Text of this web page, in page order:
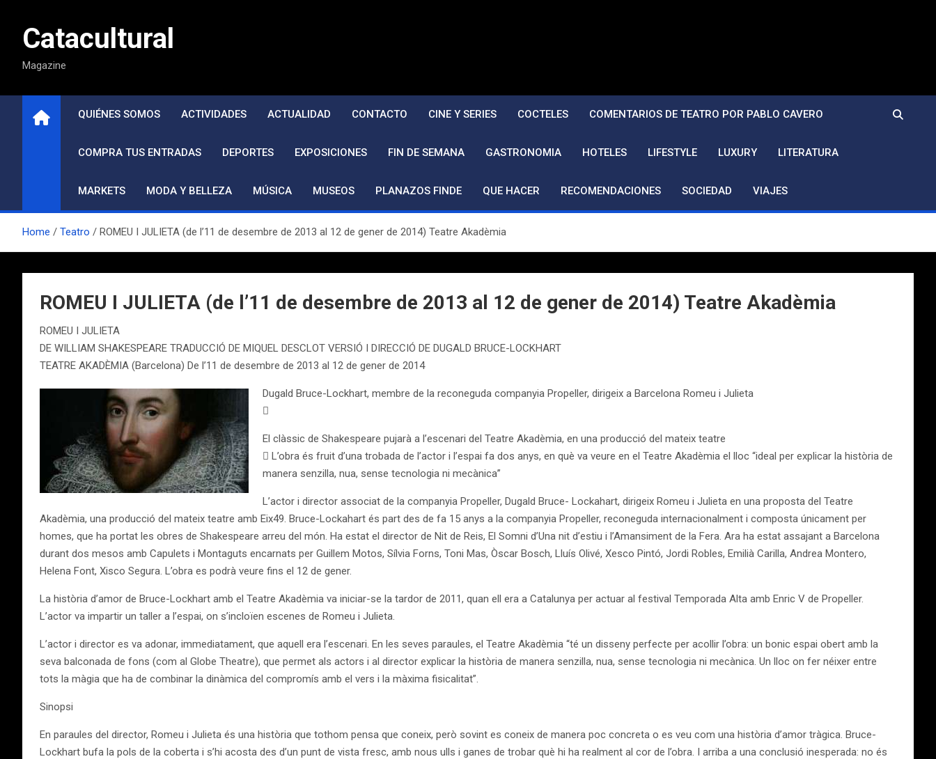
contenidoCatacultural
Magazine
QUIÉNES SOMOS ACTIVIDADES ACTUALIDAD CONTACTO CINE Y SERIES COCTELES COMENTARIOS DE TEATRO POR PABLO CAVERO
COMPRA TUS ENTRADAS DEPORTES EXPOSICIONES FIN DE SEMANA GASTRONOMIA HOTELES LIFESTYLE LUXURY LITERATURA
MARKETS MODA Y BELLEZA MÚSICA MUSEOS PLANAZOS FINDE QUE HACER RECOMENDACIONES SOCIEDAD VIAJES
Home Teatro ROMEU I JULIETA (de l’11 de desembre de 2013 al 12 de gener de 2014) Teatre Akadèmia
ROMEU I JULIETA (de l’11 de desembre de 2013 al 12 de gener de 2014) Teatre Akadèmia
ROMEU I JULIETA
DE WILLIAM SHAKESPEARE TRADUCCIÓ DE MIQUEL DESCLOT VERSIÓ I DIRECCIÓ DE DUGALD BRUCE-LOCKHART
TEATRE AKADÈMIA (Barcelona) De l’11 de desembre de 2013 al 12 de gener de 2014
Dugald Bruce-Lockhart, membre de la reconeguda companyia Propeller, dirigeix a Barcelona Romeu i Julieta

El clàssic de Shakespeare pujarà a l’escenari del Teatre Akadèmia, en una producció del mateix teatre
 L’obra és fruit d’una trobada de l’actor i l’espai fa dos anys, en què va veure en el Teatre Akadèmia el lloc “ideal per explicar la història de
manera senzilla, nua, sense tecnologia ni mecànica”
L’actor i director associat de la companyia Propeller, Dugald Bruce- Lockahart, dirigeix Romeu i Julieta en una proposta del Teatre
Akadèmia, una producció del mateix teatre amb Eix49. Bruce-Lockahart és part des de fa 15 anys a la companyia Propeller, reconeguda internacionalment i composta únicament per
homes, que ha portat les obres de Shakespeare arreu del món. Ha estat el director de Nit de Reis, El Somni d’Una nit d’estiu i l’Amansiment de la Fera. Ara ha estat assajant a Barcelona
durant dos mesos amb Capulets i Montaguts encarnats per Guillem Motos, Sílvia Forns, Toni Mas, Òscar Bosch, Lluís Olivé, Xesco Pintó, Jordi Robles, Emilià Carilla, Andrea Montero,
Helena Font, Xisco Segura. L’obra es podrà veure fins el 12 de gener.
La història d’amor de Bruce-Lockhart amb el Teatre Akadèmia va iniciar-se la tardor de 2011, quan ell era a Catalunya per actuar al festival Temporada Alta amb Enric V de Propeller.
L’actor va impartir un taller a l’espai, on s’incloïen escenes de Romeu i Julieta.
L’actor i director es va adonar, immediatament, que aquell era l’escenari. En les seves paraules, el Teatre Akadèmia “té un disseny perfecte per acollir l’obra: un bonic espai obert amb la
seva balconada de fons (com al Globe Theatre), que permet als actors i al director explicar la història de manera senzilla, nua, sense tecnologia ni mecànica. Un lloc on fer néixer entre
tots la màgia que ha de combinar la dinàmica del compromís amb el vers i la màxima fisicalitat”.
Sinopsi
En paraules del director, Romeu i Julieta és una història que tothom pensa que coneix, però sovint es coneix de manera poc concreta o es veu com una història d’amor tràgica. Bruce-
Lockhart bufa la pols de la coberta i s’hi acosta des d’un punt de vista fresc, amb nous ulls i ganes de trobar què hi ha realment al cor de l’obra. I arriba a una conclusió inesperada: no és